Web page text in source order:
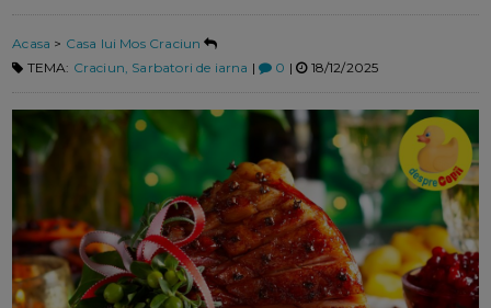
Acasa > Casa lui Mos Craciun
TEMA: Craciun, Sarbatori de iarna | 0 | 18/12/2025